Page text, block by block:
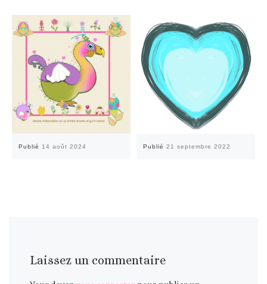
Publié 14 août 2024 Publié 21 septembre 2022
Laissez un commentaire